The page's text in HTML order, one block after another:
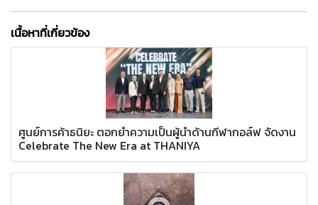
เนื้อหาที่เกี่ยวข้อง
ศูนย์การค้าธนิยะ ตอกย้ำความเป็นผู้นำด้านกีฬากอล์ฟ จัดงาน
Celebrate The New Era at THANIYA